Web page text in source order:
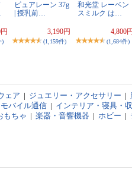
)
ピュアレーン 37g
| 授乳前…
3,190円
(1,159件)
和光堂 レーベン
スミルク は…
4,800円
(1,684件)
ェア | ジュエリー・アクセサリー |
バイル通信 | インテリア・寝具・
もちゃ | 楽器・音響機器 | ホビー |